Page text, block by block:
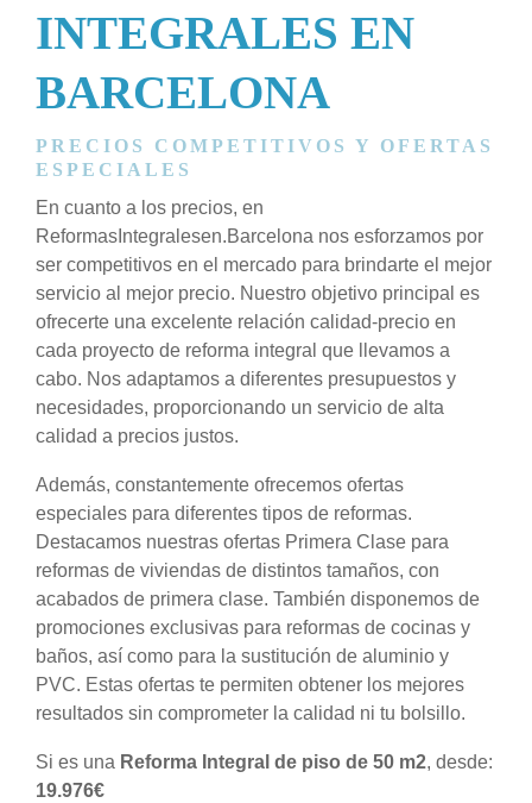
INTEGRALES EN
BARCELONA
PRECIOS COMPETITIVOS Y OFERTAS
ESPECIALES
En cuanto a los precios, en
ReformasIntegralesen.Barcelona nos esforzamos por
ser competitivos en el mercado para brindarte el mejor
servicio al mejor precio. Nuestro objetivo principal es
ofrecerte una excelente relación calidad-precio en
cada proyecto de reforma integral que llevamos a
cabo. Nos adaptamos a diferentes presupuestos y
necesidades, proporcionando un servicio de alta
calidad a precios justos.
Además, constantemente ofrecemos ofertas
especiales para diferentes tipos de reformas.
Destacamos nuestras ofertas Primera Clase para
reformas de viviendas de distintos tamaños, con
acabados de primera clase. También disponemos de
promociones exclusivas para reformas de cocinas y
baños, así como para la sustitución de aluminio y
PVC. Estas ofertas te permiten obtener los mejores
resultados sin comprometer la calidad ni tu bolsillo.
Si es una Reforma Integral de piso de 50 m2, desde:
19.976€